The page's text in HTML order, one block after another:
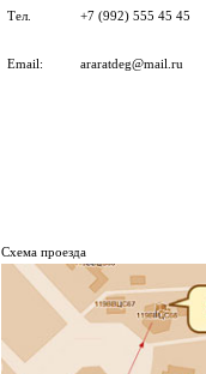
Тел.
+7 (992) 555 45 45
Email: araratdeg@mail.ru
Cхема проезда